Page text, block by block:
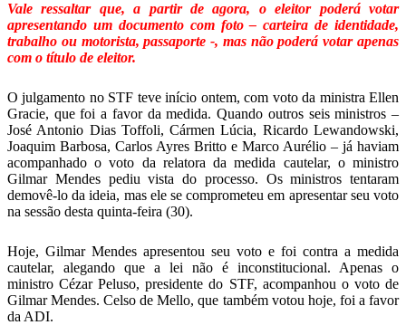
Vale ressaltar que, a partir de agora, o eleitor poderá votar
apresentando um documento com foto – carteira de identidade,
trabalho ou motorista, passaporte -, mas não poderá votar apenas
com o título de eleitor.
O julgamento no STF teve início ontem, com voto da ministra Ellen
Gracie, que foi a favor da medida. Quando outros seis ministros –
José Antonio Dias Toffoli, Cármen Lúcia, Ricardo Lewandowski,
Joaquim Barbosa, Carlos Ayres Britto e Marco Aurélio – já haviam
acompanhado o voto da relatora da medida cautelar, o ministro
Gilmar Mendes pediu vista do processo. Os ministros tentaram
demovê-lo da ideia, mas ele se comprometeu em apresentar seu voto
na sessão desta quinta-feira (30).
Hoje, Gilmar Mendes apresentou seu voto e foi contra a medida
cautelar, alegando que a lei não é inconstitucional. Apenas o
ministro Cézar Peluso, presidente do STF, acompanhou o voto de
Gilmar Mendes. Celso de Mello, que também votou hoje, foi a favor
da ADI.